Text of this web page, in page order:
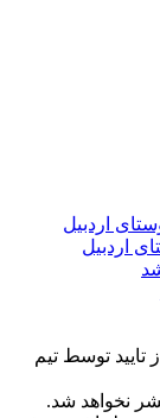
توسط تیم
نخواهد شد.